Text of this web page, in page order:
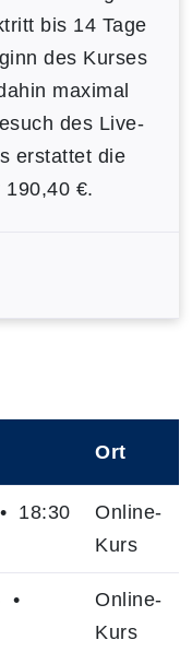
bis 14 Tage
des Kurses
maximal
des Live-
erstattet die
190,40 €.
Ort
18:30
Online-
Kurs
•
Online-
Kurs